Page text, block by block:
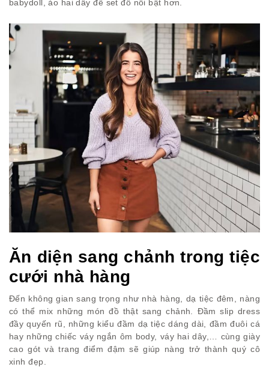
babydoll, áo hai dây để set đồ nổi bật hơn.
Ăn diện sang chảnh trong tiệc
cưới nhà hàng
Đến không gian sang trọng như nhà hàng, dạ tiệc đêm, nàng
có thể mix những món đồ thật sang chảnh. Đầm slip dress
đầy quyến rũ, những kiểu đầm dạ tiệc dáng dài, đầm đuôi cá
hay những chiếc váy ngắn ôm body, váy hai dây,… cùng giày
cao gót và trang điểm đậm sẽ giúp nàng trở thành quý cô
xinh đẹp.